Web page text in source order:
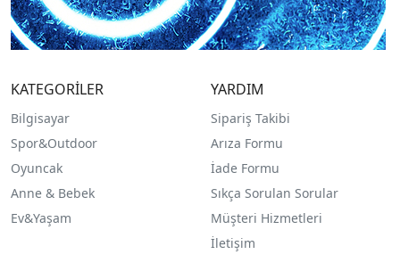
KATEGORİLER
Bilgisayar
Spor&Outdoor
Oyuncak
Anne & Bebek
Ev&Yaşam
YARDIM
Sipariş Takibi
Arıza Formu
İade Formu
Sıkça Sorulan Sorular
Müşteri Hizmetleri
İletişim